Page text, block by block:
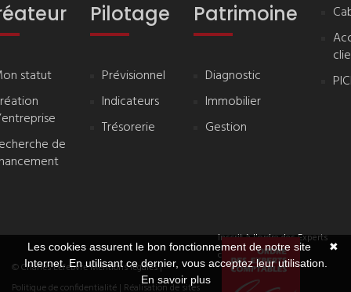
statut
de
Pilotage
Prévisionnel
Indicateurs
Trésorerie
Patrimoine
Diagnostic
Immobilier
Gestion
© Charles LefebvreMentions légales|
Politique de confidentialité | Réalisation de sites
Inscrit à l'ordre des Experts
comptables
✖
Les cookies assurent le bon fonctionnement de notre site
Internet. En utilisant ce dernier, vous acceptez leur utilisation.
En savoir plus